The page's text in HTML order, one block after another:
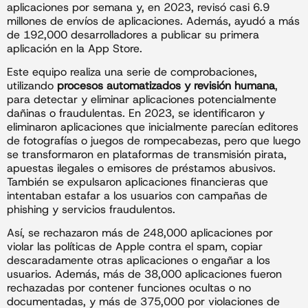
aplicaciones por semana y, en 2023, revisó casi 6.9
millones de envíos de aplicaciones. Además, ayudó a más
de 192,000 desarrolladores a publicar su primera
aplicación en la App Store.
Este equipo realiza una serie de comprobaciones,
utilizando procesos automatizados y revisión humana,
para detectar y eliminar aplicaciones potencialmente
dañinas o fraudulentas. En 2023, se identificaron y
eliminaron aplicaciones que inicialmente parecían editores
de fotografías o juegos de rompecabezas, pero que luego
se transformaron en plataformas de transmisión pirata,
apuestas ilegales o emisores de préstamos abusivos.
También se expulsaron aplicaciones financieras que
intentaban estafar a los usuarios con campañas de
phishing y servicios fraudulentos.
Así, se rechazaron más de 248,000 aplicaciones por
violar las políticas de Apple contra el spam, copiar
descaradamente otras aplicaciones o engañar a los
usuarios. Además, más de 38,000 aplicaciones fueron
rechazadas por contener funciones ocultas o no
documentadas, y más de 375,000 por violaciones de